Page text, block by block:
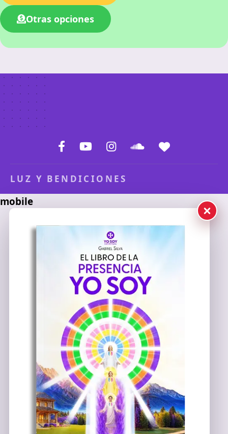
Otras opciones
LUZ Y BENDICIONES